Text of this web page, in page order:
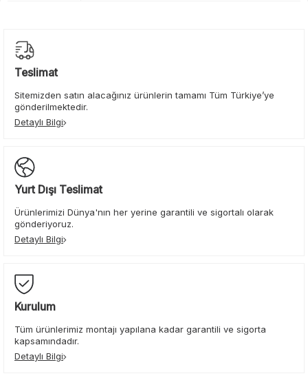
Teslimat
Sitemizden satın alacağınız ürünlerin tamamı Tüm Türkiye’ye
gönderilmektedir.
Detaylı Bilgi
Yurt Dışı Teslimat
Ürünlerimizi Dünya'nın her yerine garantili ve sigortalı olarak
gönderiyoruz.
Detaylı Bilgi
Kurulum
Tüm ürünlerimiz montajı yapılana kadar garantili ve sigorta
kapsamındadır.
Detaylı Bilgi